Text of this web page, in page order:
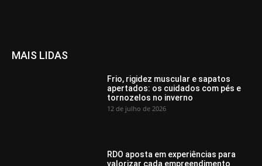
MAIS LIDAS
Frio, rigidez muscular e sapatos
apertados: os cuidados com pés e
tornozelos no inverno
12 de julho de 2026
RDO aposta em experiências para
valorizar cada empreendimento